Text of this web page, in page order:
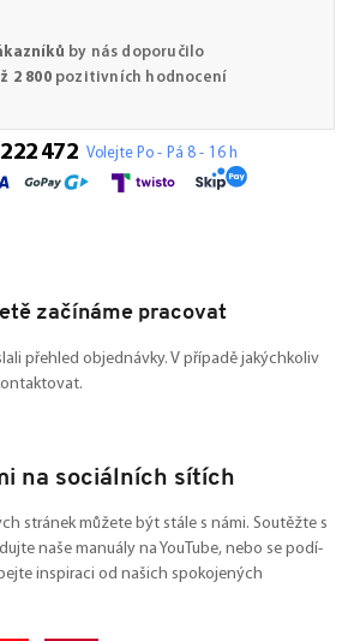
by nás doporučilo
2 800pozitivních hodnocení
472 Volejte Po - Pá 8 - 16 h
začínáme pracovat
přehled objednávky. V případě jakýchkoliv
na sociálních sítích
stránek můžete být stále s námi. Soutěžte s
naše manuály na YouTube, nebo se podí-
inspiraci od našich spokojených